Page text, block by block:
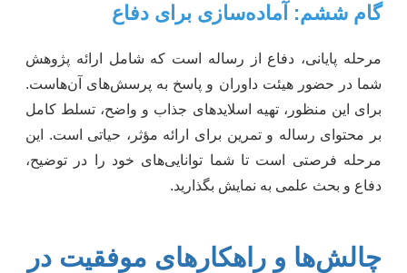
گام ششم: آماده‌سازی برای دفاع
مرحله پایانی، دفاع از رساله است که شامل ارائه پژوهش
شما در حضور هیئت داوران و پاسخ به پرسش‌های آن‌هاست.
برای این منظور، تهیه اسلایدهای جذاب و واضح، تسلط کامل
بر محتوای رساله و تمرین برای ارائه مؤثر، حیاتی است. این
مرحله فرصتی است تا شما توانایی‌های خود را در توضیح،
دفاع و بحث علمی به نمایش بگذارید.
چالش‌ها و راهکارهای موفقیت در